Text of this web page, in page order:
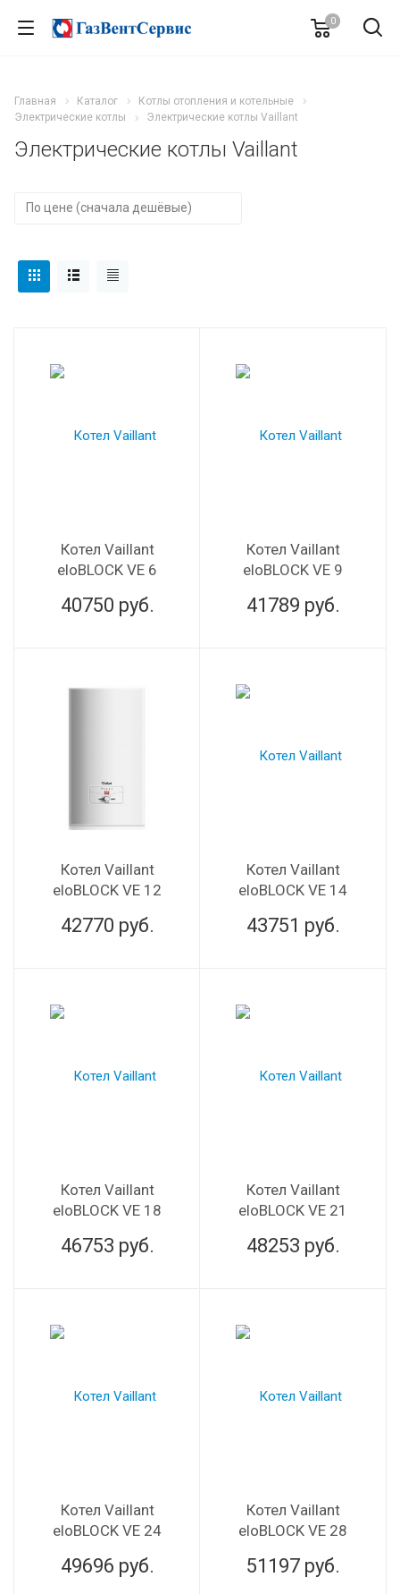
0
Главная Каталог
Котлы отопления и котельные
Электрические котлы
Электрические котлы Vaillant
Электрические котлы Vaillant
Котел Vaillant
eloBLOCK VE 6
40750 руб.
Котел Vaillant
eloBLOCK VE 9
41789 руб.
Котел Vaillant
eloBLOCK VE 12
42770 руб.
Котел Vaillant
eloBLOCK VE 14
43751 руб.
Котел Vaillant
eloBLOCK VE 18
46753 руб.
Котел Vaillant
eloBLOCK VE 21
48253 руб.
Котел Vaillant
eloBLOCK VE 24
49696 руб.
Котел Vaillant
eloBLOCK VE 28
51197 руб.